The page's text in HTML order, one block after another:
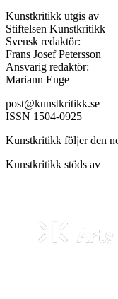
Kunstkritikk utgis av
Stiftelsen Kunstkritikk
Svensk redaktör:
Frans Josef Petersson
Ansvarig redaktör:
Mariann Enge
post@kunstkritikk.se
ISSN 1504-0925
Kunstkritikk följer den
Kunstkritikk stöds av